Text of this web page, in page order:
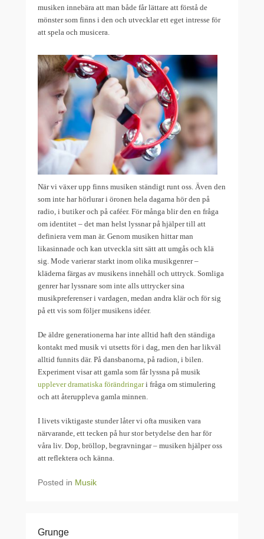
musiken innebära att man både får lättare att förstå de
mönster som finns i den och utvecklar ett eget intresse för
att spela och musicera.
När vi växer upp finns musiken ständigt runt oss. Även den
som inte har hörlurar i öronen hela dagarna hör den på
radio, i butiker och på caféer. För många blir den en fråga
om identitet – det man helst lyssnar på hjälper till att
definiera vem man är. Genom musiken hittar man
likasinnade och kan utveckla sitt sätt att umgås och klä
sig. Mode varierar starkt inom olika musikgenrer –
kläderna färgas av musikens innehåll och uttryck. Somliga
genrer har lyssnare som inte alls uttrycker sina
musikpreferenser i vardagen, medan andra klär och för sig
på ett vis som följer musikens idéer.
De äldre generationerna har inte alltid haft den ständiga
kontakt med musik vi utsetts för i dag, men den har likväl
alltid funnits där. På dansbanorna, på radion, i bilen.
Experiment visar att gamla som får lyssna på musik
upplever dramatiska förändringar i fråga om stimulering
och att återuppleva gamla minnen.
I livets viktigaste stunder låter vi ofta musiken vara
närvarande, ett tecken på hur stor betydelse den har för
våra liv. Dop, bröllop, begravningar – musiken hjälper oss
att reflektera och känna.
Posted in Musik
Grunge